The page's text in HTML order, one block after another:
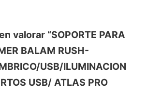
valorar “SOPORTE PARA
BALAM RUSH-
USB/ILUMINACION
USB/ ATLAS PRO